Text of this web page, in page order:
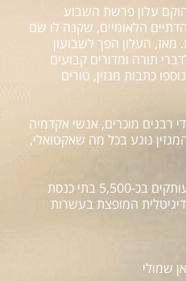
25 שנה, אז הוקם עלון פרשת השבוע
הלאומיים, שקנה לו שם
העלון הפך לשבועון
תורה ומדורים קבועים
כתבות מגזין, טורים
רבנים מוכרים, אנשי אקדמיה
נוגע בכל מה שאקטואלי,
השבועון מופץ בעשרות אלפי עותקים בכ-5,500 בתי כנסת
המופצת בעשרות
שמולי